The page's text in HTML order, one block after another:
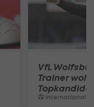
VfL
Trainer wohl
International